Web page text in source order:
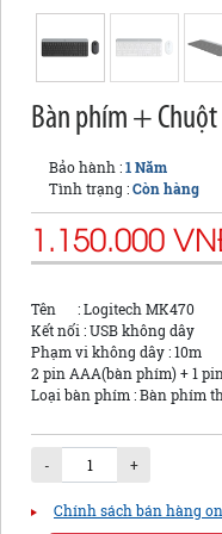
Bàn phím +
Bảo hành :1 Năm
Tình trạng :Còn hàng
1.150.000
Tên : Logitech MK470
Kết nối : USB không dây
Phạm vi không dây : 10m
2 pin AAA(bàn phím) + 1
Loại bàn phím : Bàn phím
- +
Chính sách bán hàng